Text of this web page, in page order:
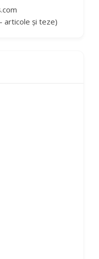
articole și teze)